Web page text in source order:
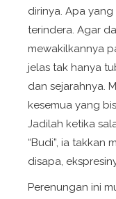
dirinya. Apa
terindera. Agar
mewakilkannya
jelas tak hanya
dan sejarahnya.
kesemua yang
Jadilah ketika
“Budi”, ia takkan
disapa,
Perenungan ini